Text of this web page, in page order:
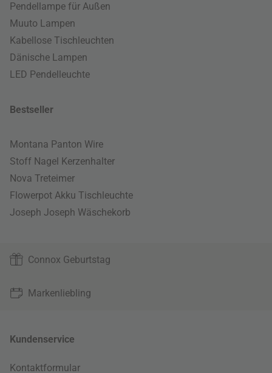
Pendellampe für Außen
Muuto Lampen
Kabellose Tischleuchten
Dänische Lampen
LED Pendelleuchte
Bestseller
Montana Panton Wire
Stoff Nagel Kerzenhalter
Nova Treteimer
Flowerpot Akku Tischleuchte
Joseph Joseph Wäschekorb
Connox Geburtstag
Markenliebling
Kundenservice
Kontaktformular